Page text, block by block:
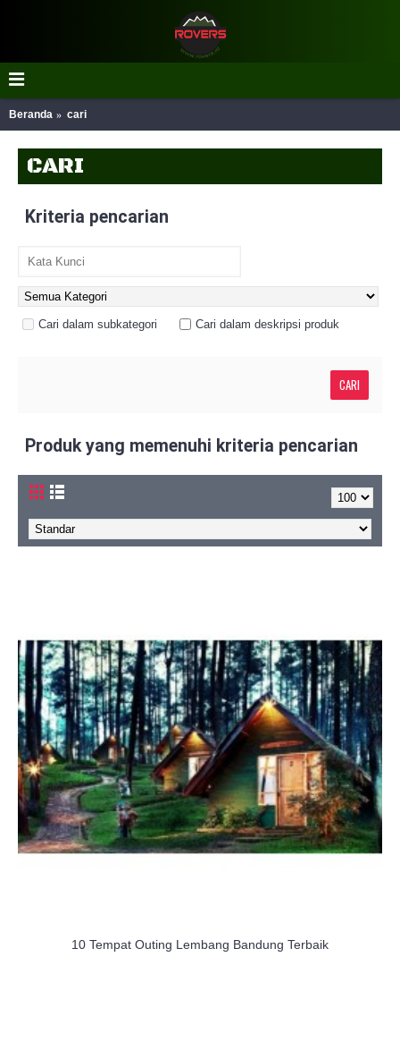
Beranda cari
CARI
Kriteria pencarian
Cari dalam subkategori Cari dalam deskripsi produk
Produk yang memenuhi kriteria pencarian
10 Tempat Outing Lembang Bandung Terbaik